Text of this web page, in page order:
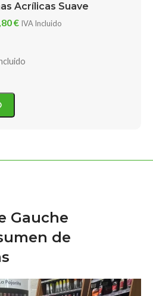
Acrílicas Suave
€ IVA Incluido
Gauche
de